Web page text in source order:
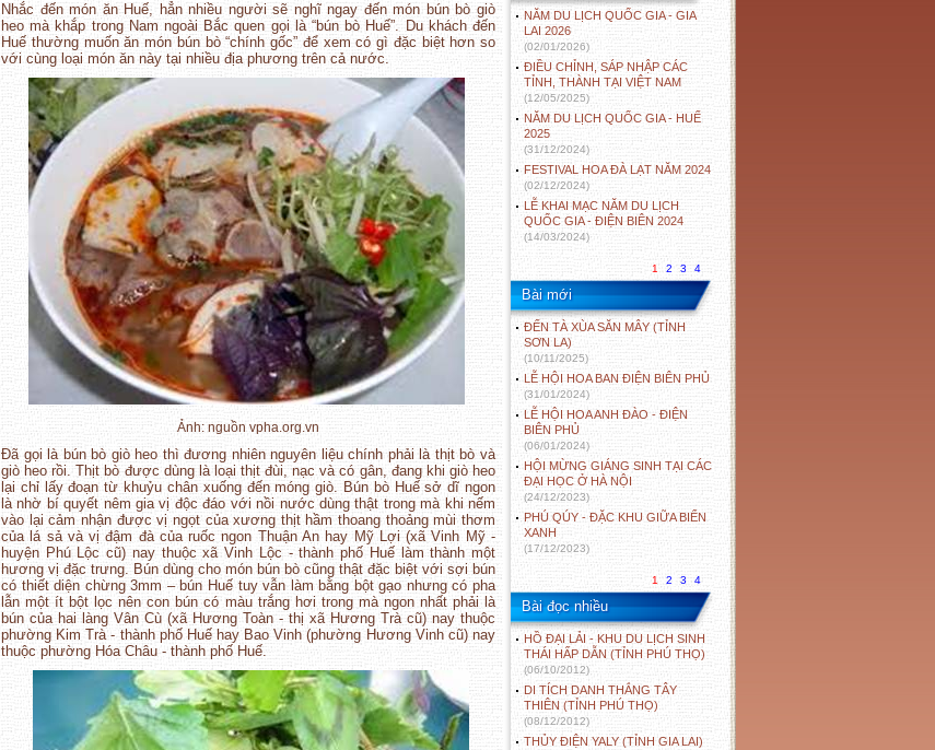
Nhắc đến món ăn Huế, hẳn nhiều người sẽ nghĩ ngay đến món bún bò giò
heo mà khắp trong Nam ngoài Bắc quen gọi là “bún bò Huế”. Du khách đến
Huế thường muốn ăn món bún bò “chính gốc” để xem có gì đặc biệt hơn so
với cùng loại món ăn này tại nhiều địa phương trên cả nước.
Ảnh: nguồn vpha.org.vn
Đã gọi là bún bò giò heo thì đương nhiên nguyên liệu chính phải là thịt bò và
giò heo rồi. Thịt bò được dùng là loại thịt đùi, nạc và có gân, đang khi giò heo
lại chỉ lấy đoạn từ khuỷu chân xuống đến móng giò. Bún bò Huế sở dĩ ngon
là nhờ bí quyết nêm gia vị độc đáo với nồi nước dùng thật trong mà khi nếm
vào lại cảm nhận được vị ngọt của xương thịt hầm thoang thoảng mùi thơm
của lá sả và vị đậm đà của ruốc ngon Thuận An hay Mỹ Lợi (xã Vinh Mỹ -
huyện Phú Lộc cũ) nay thuộc xã Vinh Lộc - thành phố Huế làm thành một
hương vị đặc trưng. Bún dùng cho món bún bò cũng thật đặc biệt với sợi bún
có thiết diện chừng 3mm – bún Huế tuy vẫn làm bằng bột gạo nhưng có pha
lẫn một ít bột lọc nên con bún có màu trắng hơi trong mà ngon nhất phải là
bún của hai làng Vân Cù (xã Hương Toàn - thị xã Hương Trà cũ) nay thuộc
phường Kim Trà - thành phố Huế hay Bao Vinh (phường Hương Vinh cũ) nay
thuộc phường Hóa Châu - thành phố Huế.
NĂM DU LỊCH QUỐC GIA - GIA
LAI 2026
(02/01/2026)
ĐIỀU CHỈNH, SÁP NHẬP CÁC
TỈNH, THÀNH TẠI VIỆT NAM
(12/05/2025)
NĂM DU LỊCH QUỐC GIA - HUẾ
2025
(31/12/2024)
FESTIVAL HOA ĐÀ LẠT NĂM 2024
(02/12/2024)
LỄ KHAI MẠC NĂM DU LỊCH
QUỐC GIA - ĐIỆN BIÊN 2024
(14/03/2024)
1 2 3 4
Bài mới
ĐẾN TÀ XÙA SĂN MÂY (TỈNH
SƠN LA)
(10/11/2025)
LỄ HỘI HOA BAN ĐIỆN BIÊN PHỦ
(31/01/2024)
LỄ HỘI HOA ANH ĐÀO - ĐIỆN
BIÊN PHỦ
(06/01/2024)
HỘI MỪNG GIÁNG SINH TẠI CÁC
ĐẠI HỌC Ở HÀ NỘI
(24/12/2023)
PHÚ QÚY - ĐẶC KHU GIỮA BIỂN
XANH
(17/12/2023)
1 2 3 4
Bài đọc nhiều
HỒ ĐẠI LẢI - KHU DU LỊCH SINH
THÁI HẤP DẪN (TỈNH PHÚ THỌ)
(06/10/2012)
DI TÍCH DANH THẮNG TÂY
THIÊN (TỈNH PHÚ THỌ)
(08/12/2012)
THỦY ĐIỆN YALY (TỈNH GIA LAI)